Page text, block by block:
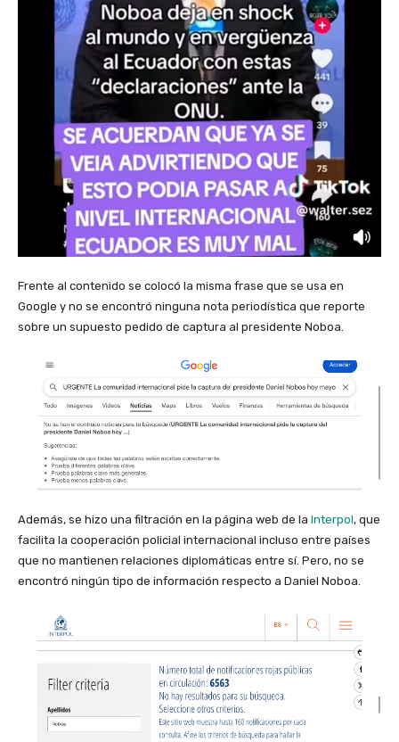
Frente al contenido se colocó la misma frase que se usa en
Google y no se encontró ninguna nota periodística que reporte
sobre un supuesto pedido de captura al presidente Noboa.
Además, se hizo una filtración en la página web de la Interpol, que
facilita la cooperación policial internacional incluso entre países
que no mantienen relaciones diplomáticas entre sí. Pero, no se
encontró ningún tipo de información respecto a Daniel Noboa.